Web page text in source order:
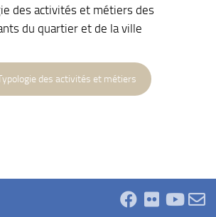
des activités et métiers des
du quartier et de la ville
des activités et métiers